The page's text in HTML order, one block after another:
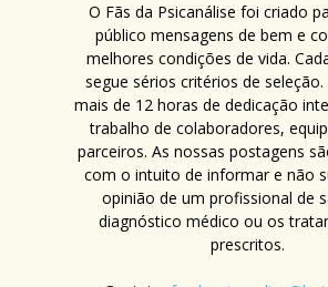
O Fãs da Psicanálise foi criado
público mensagens de bem e
melhores condições de vida.
segue sérios critérios de
mais de 12 horas de dedicação
trabalho de colaboradores,
parceiros. As nossas postagens
com o intuito de informar e não
opinião de um profissional de
diagnóstico médico ou os
prescritos.